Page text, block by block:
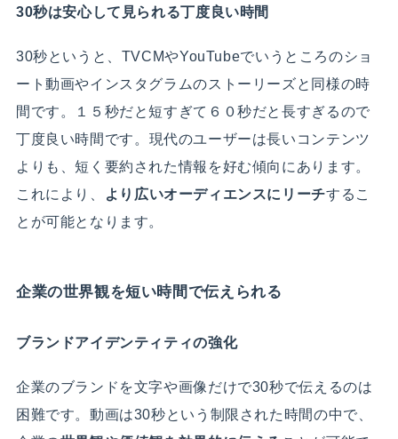
30秒は安心して見られる丁度良い時間
30秒というと、TVCMやYouTubeでいうところのショ
ート動画やインスタグラムのストーリーズと同様の時
間です。１５秒だと短すぎて６０秒だと長すぎるので
丁度良い時間です。 現代のユーザーは長いコンテンツ
よりも、短く要約された情報を好む傾向にあります。
これにより、
より広いオーディエンスにリーチするこ
とが可能となります。
企業の世界観を短い時間で伝えられる
ブランドアイデンティティの強化
企業のブランドを文字や画像だけで30秒で伝えるのは
困難です。動画は30秒という制限された時間の中で、